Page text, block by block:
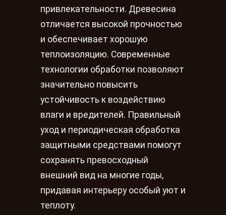
привлекательности. Древесина
отличается высокой прочностью
и обеспечивает хорошую
теплоизоляцию. Современные
технологии обработки позволяют
значительно повысить
устойчивость к воздействию
влаги и вредителей. Правильный
уход и периодическая обработка
защитными средствами помогут
сохранять превосходный
внешний вид на многие годы,
придавая интерьеру особый уют и
теплоту.